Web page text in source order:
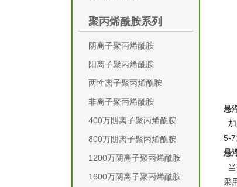
聚丙烯酰胺系列
阴离子聚丙烯酰胺
阳离子聚丙烯酰胺
两性离子聚丙烯酰胺
非离子聚丙烯酰胺
400万阴离子聚丙烯酰胺
800万阴离子聚丙烯酰胺
1200万阴离子聚丙烯酰胺
1600万阴离子聚丙烯酰胺
悬
5-7
悬
采